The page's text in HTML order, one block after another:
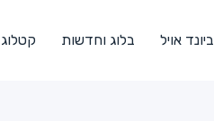
ביונד אויל בלוג וחדשות קטלוג